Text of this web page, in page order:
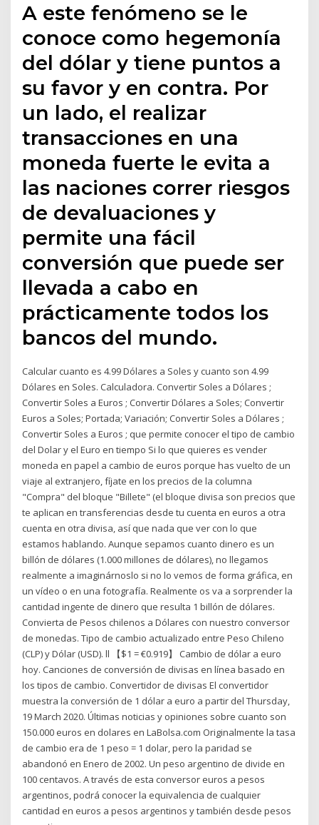
A este fenómeno se le
conoce como hegemonía
del dólar y tiene puntos a
su favor y en contra. Por
un lado, el realizar
transacciones en una
moneda fuerte le evita a
las naciones correr riesgos
de devaluaciones y
permite una fácil
conversión que puede ser
llevada a cabo en
prácticamente todos los
bancos del mundo.
Calcular cuanto es 4.99 Dólares a Soles y cuanto son 4.99
Dólares en Soles. Calculadora. Convertir Soles a Dólares ;
Convertir Soles a Euros ; Convertir Dólares a Soles; Convertir
Euros a Soles; Portada; Variación; Convertir Soles a Dólares ;
Convertir Soles a Euros ; que permite conocer el tipo de cambio
del Dolar y el Euro en tiempo Si lo que quieres es vender
moneda en papel a cambio de euros porque has vuelto de un
viaje al extranjero, fíjate en los precios de la columna
"Compra" del bloque "Billete" (el bloque divisa son precios que
te aplican en transferencias desde tu cuenta en euros a otra
cuenta en otra divisa, así que nada que ver con lo que
estamos hablando. Aunque sepamos cuanto dinero es un
billón de dólares (1.000 millones de dólares), no llegamos
realmente a imaginárnoslo si no lo vemos de forma gráfica, en
un vídeo o en una fotografía. Realmente os va a sorprender la
cantidad ingente de dinero que resulta 1 billón de dólares.
Convierta de Pesos chilenos a Dólares con nuestro conversor
de monedas. Tipo de cambio actualizado entre Peso Chileno
(CLP) y Dólar (USD). ll 【$1 = €0.919】 Cambio de dólar a euro
hoy. Canciones de conversión de divisas en línea basado en
los tipos de cambio. Convertidor de divisas El convertidor
muestra la conversión de 1 dólar a euro a partir del Thursday,
19 March 2020. Últimas noticias y opiniones sobre cuanto son
150.000 euros en dolares en LaBolsa.com Originalmente la tasa
de cambio era de 1 peso = 1 dolar, pero la paridad se
abandonó en Enero de 2002. Un peso argentino de divide en
100 centavos. A través de esta conversor euros a pesos
argentinos, podrá conocer la equivalencia de cualquier
cantidad en euros a pesos argentinos y también desde pesos